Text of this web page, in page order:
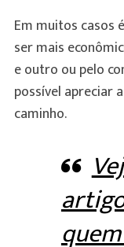
Em muitos casos
ser mais
e outro ou pelo
possível apreciar
caminho.